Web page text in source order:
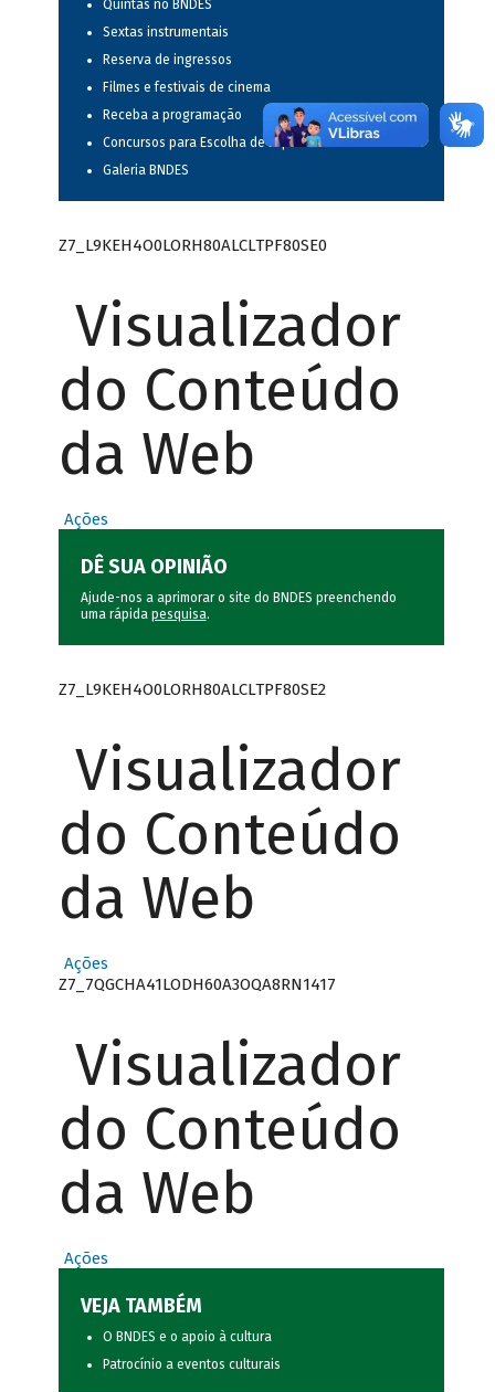
Quintas no BNDES
Sextas instrumentais
Reserva de ingressos
Filmes e festivais de cinema
Receba a programação
Concursos para Escolha de Espetáculos Musicais
Galeria BNDES
Z7_L9KEH4O0LORH80ALCLTPF80SE0
Visualizador
do Conteúdo
da Web
Ações
DÊ SUA OPINIÃO
Ajude-nos a aprimorar o site do BNDES preenchendo
uma rápida pesquisa.
Z7_L9KEH4O0LORH80ALCLTPF80SE2
Visualizador
do Conteúdo
da Web
Ações
Z7_7QGCHA41LODH60A3OQA8RN1417
Visualizador
do Conteúdo
da Web
Ações
VEJA TAMBÉM
O BNDES e o apoio à cultura
Patrocínio a eventos culturais